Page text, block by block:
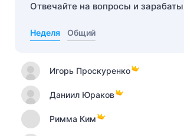
Отвечайте на вопросы и
Неделя Общий
Игорь Проскуренко
Даниил Юраков
Римма Ким